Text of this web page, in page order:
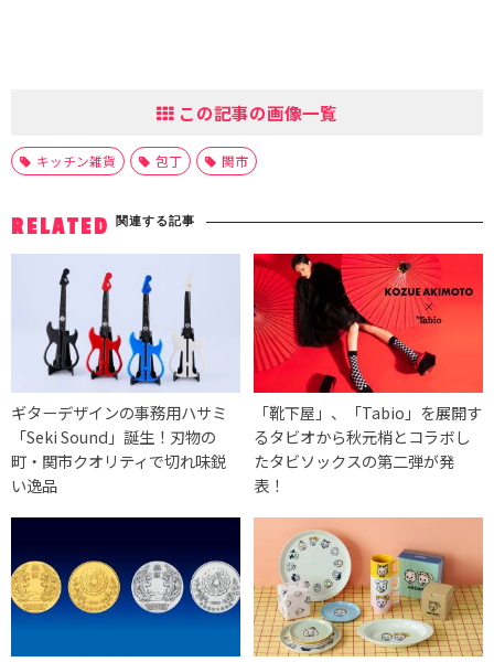
この記事の画像一覧
キッチン雑貨 包丁 関市
RELATED 関連する記事
ギターデザインの事務用ハサミ
「Seki Sound」誕生！刃物の
町・関市クオリティで切れ味鋭
い逸品
「靴下屋」、「Tabio」を展開す
るタビオから秋元梢とコラボし
たタビソックスの第二弾が発
表！